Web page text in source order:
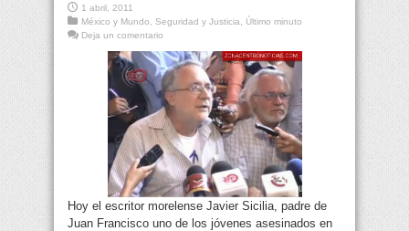
1 abril, 2011
México y Mundo, Seguridad y Justicia, Último minuto
Deja un comentario
Hoy el escritor morelense Javier Sicilia, padre de
Juan Francisco uno de los jóvenes asesinados en